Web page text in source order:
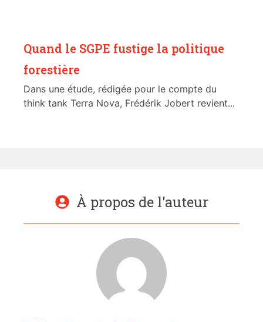
Quand le SGPE fustige la politique
forestière
Dans une étude, rédigée pour le compte du
think tank Terra Nova, Frédérik Jobert revient...
À propos de l'auteur